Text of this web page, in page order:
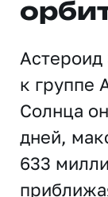
Астероид
к группе
Солнца
дней,
633